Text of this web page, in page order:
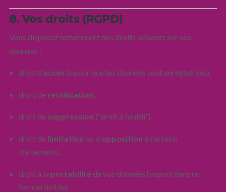
8. Vos droits (RGPD)
Vous disposez notamment des droits suivants sur vos
données :
droit d’accès (savoir quelles données sont enregistrées),
droit de rectification
droit de suppression (“droit à l’oubli”),
droit de limitation ou d’opposition à certains
traitements,
droit à la portabilité de vos données (export dans un
format lisible).